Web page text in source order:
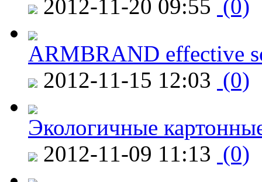
2012-11-20 09:55 (0)
ARMBRAND effective
2012-11-15 12:03 (0)
Экологичные
2012-11-09 11:13 (0)